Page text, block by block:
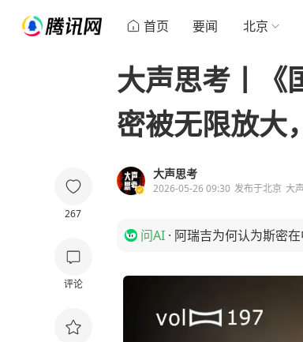
首页 要闻 北京
267
评论
大声思考丨《
密被无限放大
大声思考
2026-05-26 09:30 发布于北京 大
问AI · 阿瑞吉为何认为斯密在